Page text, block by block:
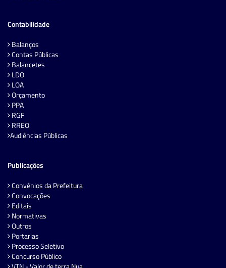
Contabilidade
Balanços
Contas Públicas
Balancetes
LDO
LOA
Orçamento
PPA
RGF
RREO
Audiências Públicas
Publicações
Convênios da Prefeitura
Convocações
Editais
Normativas
Outros
Portarias
Processo Seletivo
Concurso Público